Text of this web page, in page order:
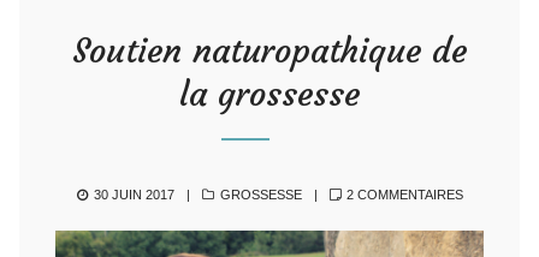
Soutien naturopathique de
la grossesse
POSTED
30 JUIN 2017 CATEGORIES
GROSSESSE 2 COMMENTAIRESSUR